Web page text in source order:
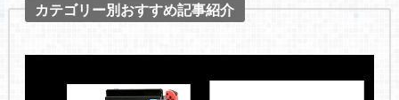
カテゴリー別おすすめ記事紹介